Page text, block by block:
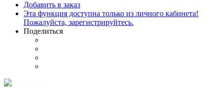
Добавить в заказ
Эта функция доступна только из личного кабинета!
Пожалуйста, зарегистрируйтесь.
Поделиться